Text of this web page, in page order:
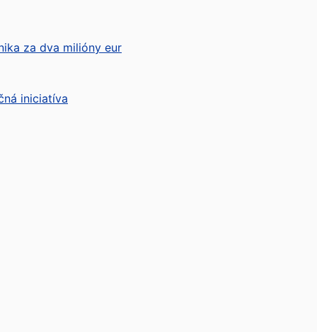
za dva milióny eur
iniciatíva